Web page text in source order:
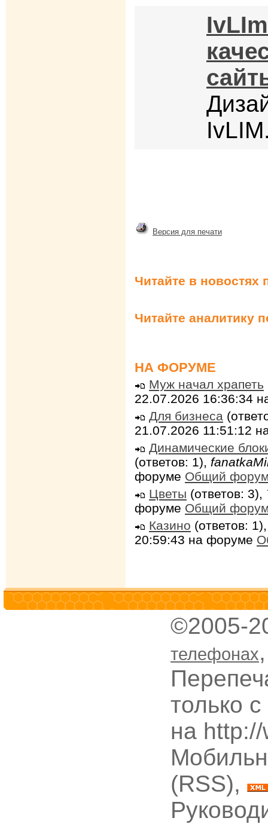
Версия для печати
Читайте в новостях
Читайте аналитику
НА ФОРУМЕ
Муж начал храпеть
22.07.2026 16:36:34
Для бизнеса
21.07.2026 11:51:12
Динамические
(ответов: 1),
форуме Общий
Цветы (ответов: 3),
форуме Общий
Казино (ответов:
20:59:43 на форуме
©2005-
телефонах
только
на
(RSS),